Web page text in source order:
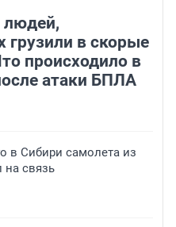
людей,
грузили в скорые
происходило в
атаки БПЛА
в Сибири самолета из
связь